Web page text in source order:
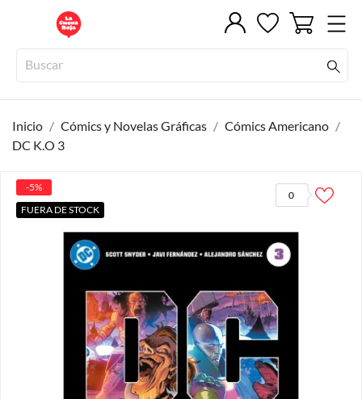
Inicio Cómics y Novelas Gráficas
Cómics Americano
DC K.O 3
0
-5%
FUERA DE STOCK